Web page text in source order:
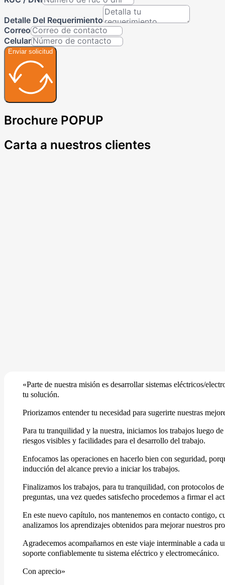
Detalle Del Requerimiento
Correo
Celular
Enviar solicitud
Brochure POPUP
Carta a nuestros clientes
«Parte de nuestra misión es desarrollar sistemas eléctricos/
tu solución.
Priorizamos entender tu necesidad para sugerirte nuestras
Para tu tranquilidad y la nuestra, iniciamos los trabajos luego
riesgos visibles y facilidades para el desarrollo del trabajo.
Enfocamos las operaciones en hacerlo bien con seguridad,
inducción del alcance previo a iniciar los trabajos.
Finalizamos los trabajos, para tu tranquilidad, con protocolos
preguntas, una vez quedes satisfecho procedemos a firmar el
En este nuevo capítulo, nos mantenemos en contacto contigo,
analizamos los aprendizajes obtenidos para mejorar nuestros
Agradecemos acompañarnos en este viaje interminable a cada
soporte confiablemente tu sistema eléctrico y electromecánico.
Con aprecio»